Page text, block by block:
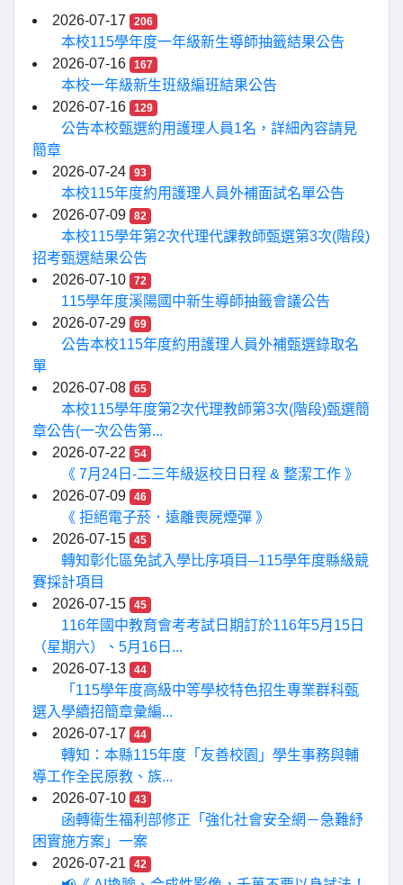
2026-07-17 206
本校115學年度一年級新生導師抽籤結果公告
2026-07-16
167
本校一年級新生班級編班結果公告
2026-07-16
129
公告本校甄選約用護理人員1名，詳細內容請見
簡章
2026-07-24
93
本校115年度約用護理人員外補面試名單公告
2026-07-09
82
本校115學年第2次代理代課教師甄選第3次(階段)
招考甄選結果公告
2026-07-10
72
115學年度溪陽國中新生導師抽籤會議公告
2026-07-29
69
公告本校115年度約用護理人員外補甄選錄取名
單
2026-07-08
65
本校115學年度第2次代理教師第3次(階段)甄選簡
章公告(一次公告第...
2026-07-22
54
《 7月24日-二三年級返校日日程 & 整潔工作 》
2026-07-09
46
《 拒絕電子菸．遠離喪屍煙彈 》
2026-07-15
45
轉知彰化區免試入學比序項目─115學年度縣級競
賽採計項目
2026-07-15
45
116年國中教育會考考試日期訂於116年5月15日
（星期六）、5月16日...
2026-07-13
44
「115學年度高級中等學校特色招生專業群科甄
選入學續招簡章彙編...
2026-07-17
44
轉知：本縣115年度「友善校園」學生事務與輔
導工作全民原教、族...
2026-07-10
43
函轉衛生福利部修正「強化社會安全網－急難紓
困實施方案」一案
2026-07-21
42